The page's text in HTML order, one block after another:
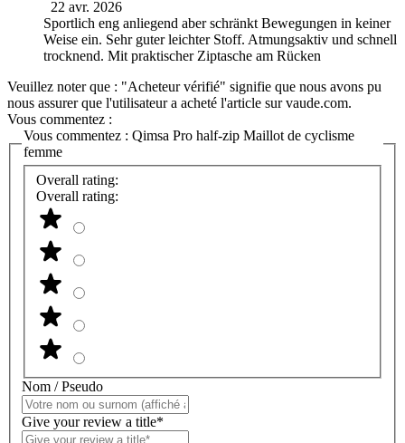
22 avr. 2026
Sportlich eng anliegend aber schränkt Bewegungen in keiner
Weise ein. Sehr guter leichter Stoff. Atmungsaktiv und schnell
trocknend. Mit praktischer Ziptasche am Rücken
Veuillez noter que : "Acheteur vérifié" signifie que nous avons pu
nous assurer que l'utilisateur a acheté l'article sur vaude.com.
Vous commentez :
Vous commentez : Qimsa Pro half-zip Maillot de cyclisme
femme
Overall rating:
Overall rating:
Nom / Pseudo
Give your review a title*